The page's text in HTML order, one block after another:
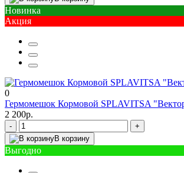
Новинка
Акция
0
Гермомешок Кормовой SPLAVITSA
2 200р.
-
+
В корзину
Выгодно